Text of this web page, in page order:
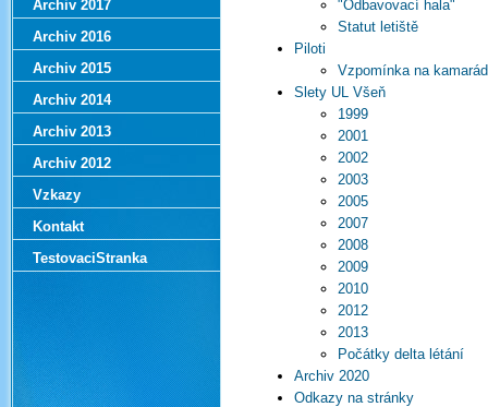
"Odbavovací hala"
Statut letiště
Piloti
Vzpomínka na
Slety UL Všeň
1999
2001
2002
2003
2005
2007
2008
2009
2010
2012
2013
Počátky delta létání
Archiv 2020
Odkazy na stránky
Archiv 2017
Archiv 2016
Archiv 2015
Archiv 2014
Archiv 2013
Archiv 2012
Vzkazy
Kontakt
TestovaciStranka